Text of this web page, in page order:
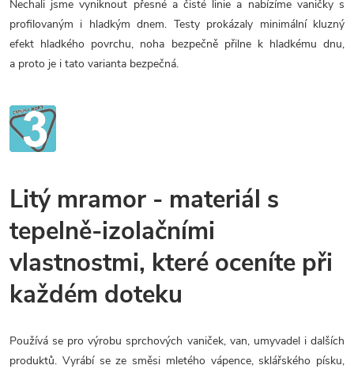
Nechali jsme vyniknout přesné a čisté linie a nabízíme vaničky s
profilovaným i hladkým dnem. Testy prokázaly minimální kluzný
efekt hladkého povrchu, noha bezpečně přilne k hladkému dnu,
a proto je i tato varianta bezpečná.
Litý mramor - materiál s
tepelně-izolačními
vlastnostmi, které oceníte při
každém doteku
Používá se pro výrobu sprchových vaniček, van, umyvadel i dalších
produktů. Vyrábí se ze směsi mletého vápence, sklářského písku,